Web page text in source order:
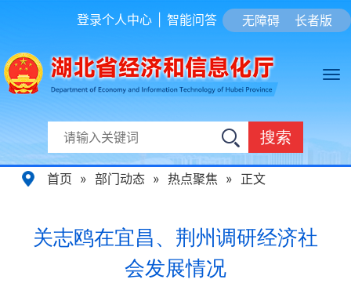
无障碍 长者版
登录个人中心 智能问答
搜索
首页 » 部门动态 » 热点聚焦 » 正文
关志鸥在宜昌、荆州调研经济社
会发展情况